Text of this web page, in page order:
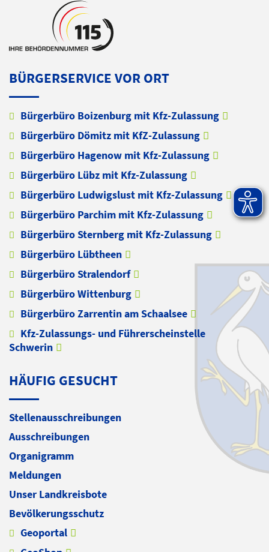
BÜRGERSERVICE VOR ORT
Bürgerbüro Boizenburg mit Kfz-Zulassung
Bürgerbüro Dömitz mit KfZ-Zulassung
Bürgerbüro Hagenow mit Kfz-Zulassung
Bürgerbüro Lübz mit Kfz-Zulassung
Bürgerbüro Ludwigslust mit Kfz-Zulassung
Bürgerbüro Parchim mit Kfz-Zulassung
Bürgerbüro Sternberg mit Kfz-Zulassung
Bürgerbüro Lübtheen
Bürgerbüro Stralendorf
Bürgerbüro Wittenburg
Bürgerbüro Zarrentin am Schaalsee
Kfz-Zulassungs- und Führerscheinstelle
Schwerin
HÄUFIG GESUCHT
Stellenausschreibungen
Ausschreibungen
Organigramm
Meldungen
Unser Landkreisbote
Bevölkerungsschutz
Geoportal